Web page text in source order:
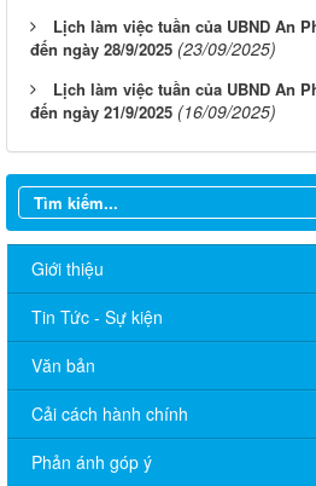
Lịch làm việc tuần của UBND An
đến ngày 28/9/2025 (23/09/2025)
Lịch làm việc tuần của UBND An
đến ngày 21/9/2025 (16/09/2025)
Giới thiệu
Tin Tức - Sự kiện
Văn bản
Cải cách hành chính
Phản ánh góp ý